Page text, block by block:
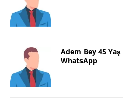
Adem Bey 45
WhatsApp